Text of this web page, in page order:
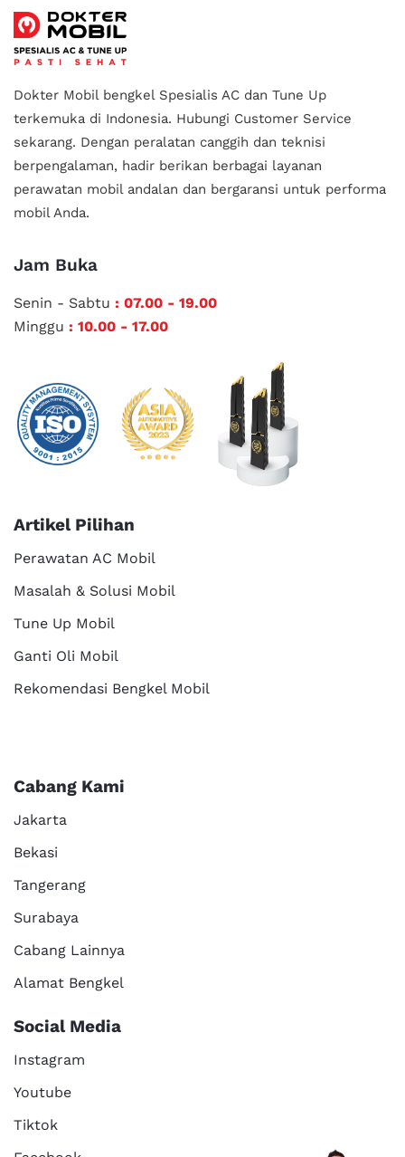
Dokter Mobil bengkel Spesialis AC dan Tune Up
terkemuka di Indonesia. Hubungi Customer Service
sekarang. Dengan peralatan canggih dan teknisi
berpengalaman, hadir berikan berbagai layanan
perawatan mobil andalan dan bergaransi untuk performa
mobil Anda.
Jam Buka
Senin - Sabtu : 07.00 - 19.00
Minggu : 10.00 - 17.00
Artikel Pilihan
Perawatan AC Mobil
Masalah & Solusi Mobil
Tune Up Mobil
Ganti Oli Mobil
Rekomendasi Bengkel Mobil
Cabang Kami
Jakarta
Bekasi
Tangerang
Surabaya
Cabang Lainnya
Alamat Bengkel
Social Media
Instagram
Youtube
Tiktok